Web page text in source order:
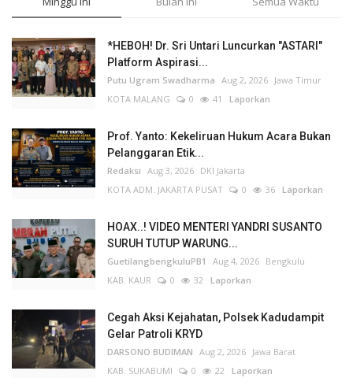
*HEBOH! Dr. Sri Untari Luncurkan "ASTARI"
Platform Aspirasi...
Putu Ugram Swadharma Aug 2, 2026 Jawa Timur
KOTA MALANG
0 41 Laporkan
Prof. Yanto: Kekeliruan Hukum Acara Bukan
Pelanggaran Etik...
Redaksi Aug 3, 2026 DKI Jakarta
KOTA ADM. JAKARTA PUSAT
0 36 Laporkan
HOAX..! VIDEO MENTERI YANDRI SUSANTO
SURUH TUTUP WARUNG...
GuetilangbengkuluPB1 Aug 4, 2026 Bengkulu
KAB. KAUR
0 32 Laporkan
Cegah Aksi Kejahatan, Polsek Kadudampit
Gelar Patroli KRYD
DARSONO BUDIMAN Aug 2, 2026 Jawa Barat
KAB. SUKABUMI
0 22 Laporkan